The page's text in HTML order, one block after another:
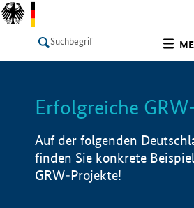
LISTE
Erfolgreiche
Auf der folgenden
finden Sie konkrete
GRW-Projekte!